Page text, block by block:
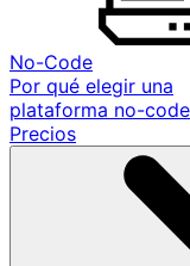
No-Code
Por qué elegir una
plataforma no-code
Precios